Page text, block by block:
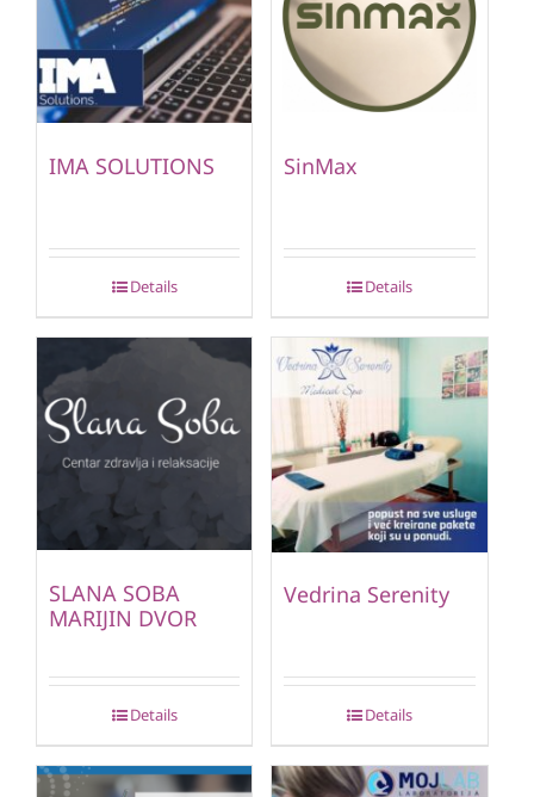
IMA SOLUTIONS
Details
SinMax
Details
SLANA SOBA
MARIJIN DVOR
Details
Vedrina Serenity
Details